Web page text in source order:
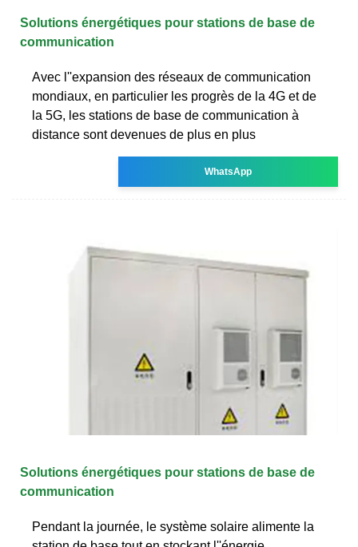
Solutions énergétiques pour stations de base de
communication
Avec l''expansion des réseaux de communication
mondiaux, en particulier les progrès de la 4G et de
la 5G, les stations de base de communication à
distance sont devenues de plus en plus
WhatsApp
Solutions énergétiques pour stations de base de
communication
Pendant la journée, le système solaire alimente la